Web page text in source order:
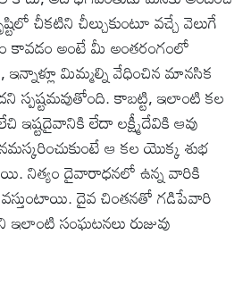
చీకటిని చీల్చుకుంటూ వచ్చే వెలుగే
కావడం అంటే మీ అంతరంగంలో
ఇన్నాళ్లూ మిమ్మల్ని వేధించిన మానసిక
కాబట్టి, ఇలాంటి కల
ఇష్టదైవానికి లేదా లక్ష్మీదేవికి ఆవు
ఆ కల యొక్క శుభ
నిత్యం దైవారాధనలో ఉన్న వారికి
దైవ చింతనతో గడిపేవారి
ఇలాంటి సంఘటనలు రుజువు